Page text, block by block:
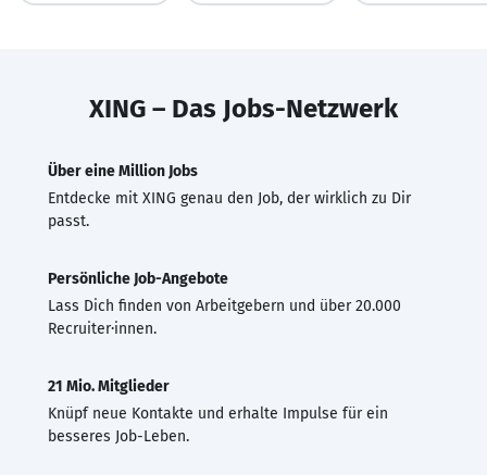
XING – Das Jobs-Netzwerk
Über eine Million Jobs
Entdecke mit XING genau den Job, der wirklich zu Dir
passt.
Persönliche Job-Angebote
Lass Dich finden von Arbeitgebern und über 20.000
Recruiter·innen.
21 Mio. Mitglieder
Knüpf neue Kontakte und erhalte Impulse für ein
besseres Job-Leben.